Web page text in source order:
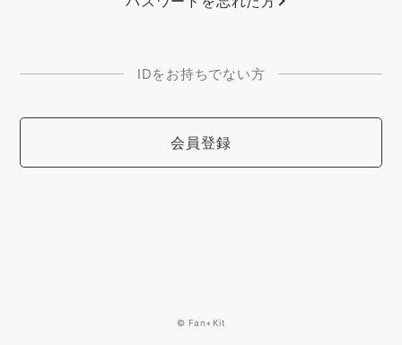
IDをお持ちでない方
会員登録
© Fan+Kit